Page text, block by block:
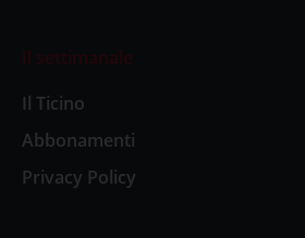
Il settimanale
Il Ticino
Abbonamenti
Privacy Policy